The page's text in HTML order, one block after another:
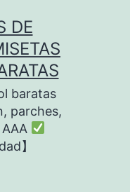
DE
baratas
parches,
】